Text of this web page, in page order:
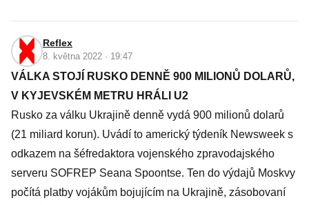
Reflex
8. května 2022 · 19:47
VÁLKA STOJÍ RUSKO DENNĚ 900 MILIONŮ DOLARŮ,
V KYJEVSKÉM METRU HRÁLI U2
Rusko za válku Ukrajině denně vydá 900 milionů dolarů
(21 miliard korun). Uvádí to americký týdeník Newsweek s
odkazem na šéfredaktora vojenského zpravodajského
serveru SOFREP Seana Spoontse. Ten do výdajů Moskvy
počítá platby vojákům bojujícím na Ukrajině, zásobovaní